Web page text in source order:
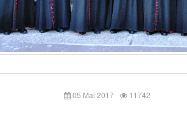
05 Mai 2017 11742